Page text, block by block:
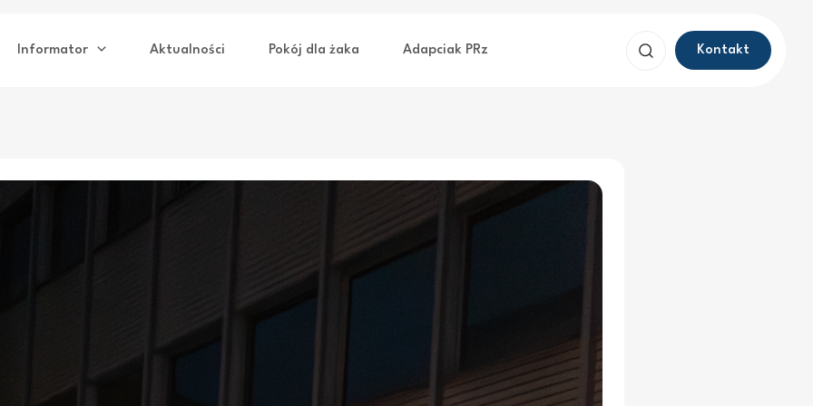
Informator Aktualności Pokój dla żaka Adapciak PRz Szukaj Kontakt